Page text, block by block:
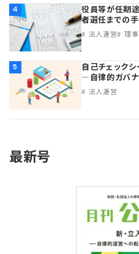
4
役員等が任期
者選任までの
法人運営 理事
5
自己チェック
―自律的ガバ
法人運営
最新号